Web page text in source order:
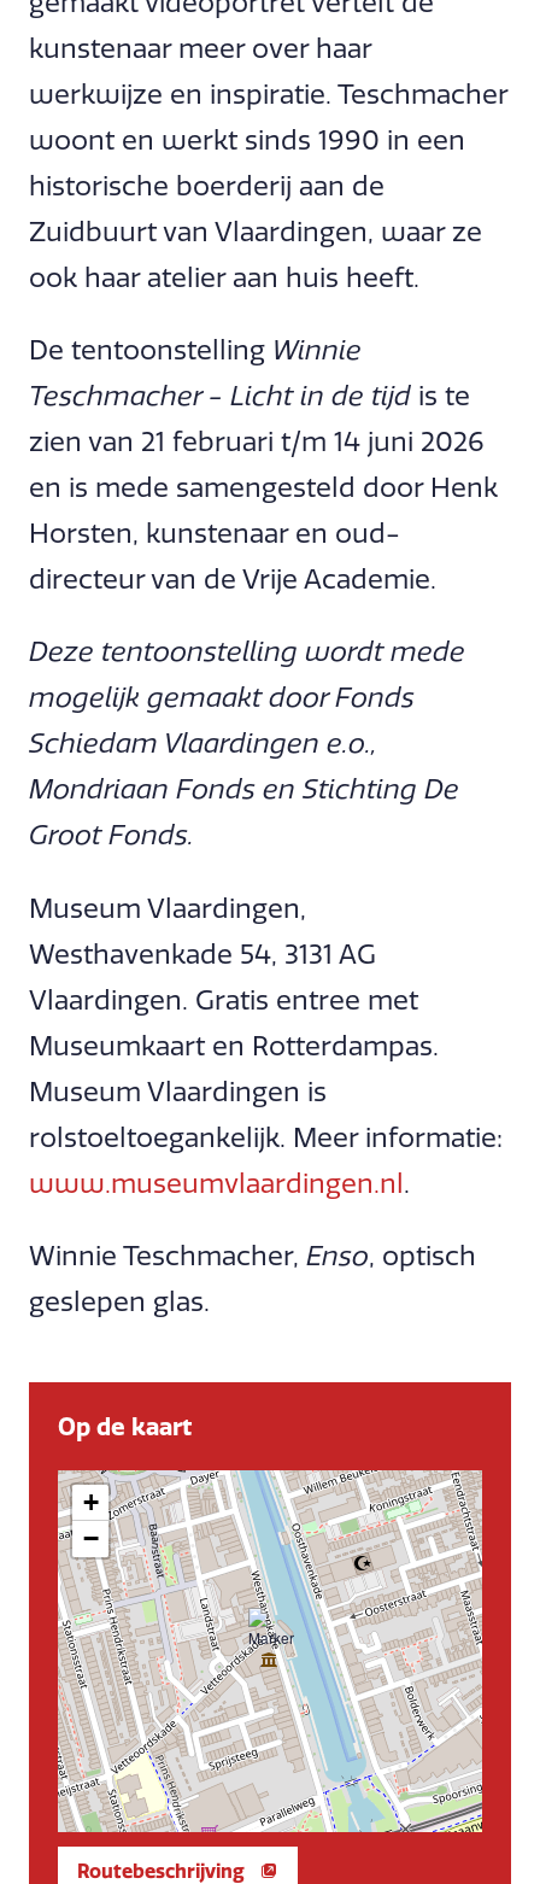
kunstenaar meer over haar
werkwijze en inspiratie. Teschmacher
woont en werkt sinds 1990 in een
historische boerderij aan de
Zuidbuurt van Vlaardingen, waar ze
ook haar atelier aan huis heeft.
De tentoonstelling Winnie
Teschmacher - Licht in de tijd is te
zien van 21 februari t/m 14 juni 2026
en is mede samengesteld door Henk
Horsten, kunstenaar en oud-
directeur van de Vrije Academie.
Deze tentoonstelling wordt mede
mogelijk gemaakt door Fonds
Schiedam Vlaardingen e.o.,
Mondriaan Fonds en Stichting De
Groot Fonds.
Museum Vlaardingen,
Westhavenkade 54, 3131 AG
Vlaardingen. Gratis entree met
Museumkaart en Rotterdampas.
Museum Vlaardingen is
rolstoeltoegankelijk. Meer informatie:
www.museumvlaardingen.nl.
Winnie Teschmacher, Enso, optisch
geslepen glas.
Op de kaart
+
−
Routebeschrijving